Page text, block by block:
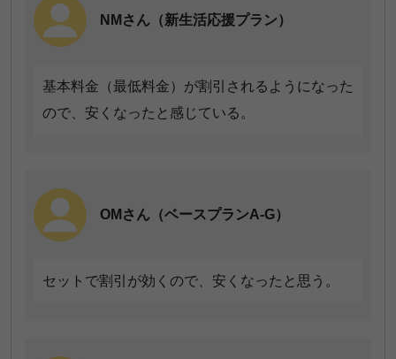
NMさん（新生活応援プラン）
基本料金（最低料金）が割引されるようになった
ので、安くなったと感じている。
OMさん（ベースプランA-G）
セットで割引が効くので、安くなったと思う。